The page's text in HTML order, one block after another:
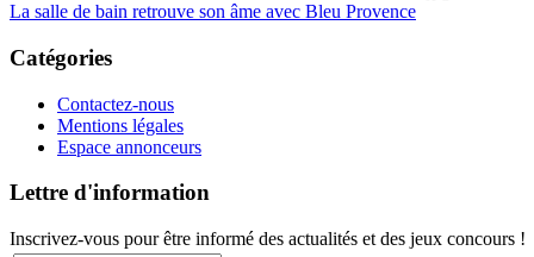
La salle de bain retrouve son âme avec Bleu Provence
Catégories
Contactez-nous
Mentions légales
Espace annonceurs
Lettre d'information
Inscrivez-vous pour être informé des actualités et des jeux concours !